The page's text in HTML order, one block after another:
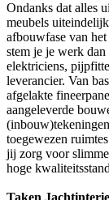
Ondanks dat alles
meubels
afbouwfase van
stem je je werk
elektriciens,
leverancier. Van
afgelakte
aangeleverde
toegewezen
jij zorg voor
hoge
Taken